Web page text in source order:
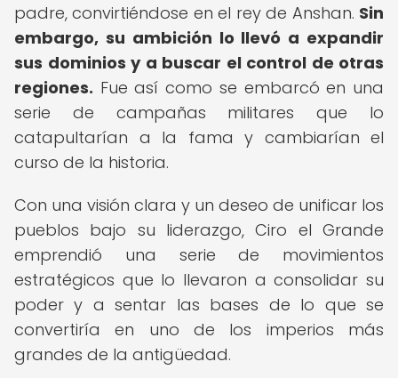
padre, convirtiéndose en el rey de Anshan. Sin
embargo, su ambición lo llevó a expandir
sus dominios y a buscar el control de otras
regiones. Fue así como se embarcó en una
serie de campañas militares que lo
catapultarían a la fama y cambiarían el
curso de la historia.
Con una visión clara y un deseo de unificar los
pueblos bajo su liderazgo, Ciro el Grande
emprendió una serie de movimientos
estratégicos que lo llevaron a consolidar su
poder y a sentar las bases de lo que se
convertiría en uno de los imperios más
grandes de la antigüedad.